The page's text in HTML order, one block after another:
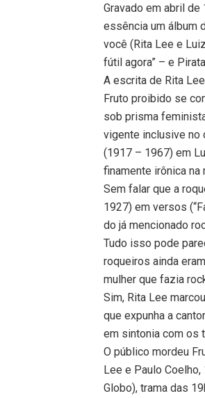
Gravado em abril
essência um álbum
você (Rita Lee e
fútil agora” – e
A escrita de Rita
Fruto proibido se
sob prisma
vigente inclusive no
(1917 – 1967) em
finamente irônica
Sem falar que a
1927) em versos
do já mencionado
Tudo isso pode
roqueiros ainda
mulher que fazia
Sim, Rita Lee
que expunha a
em sintonia com os
O público mordeu
Lee e Paulo
Globo), trama das